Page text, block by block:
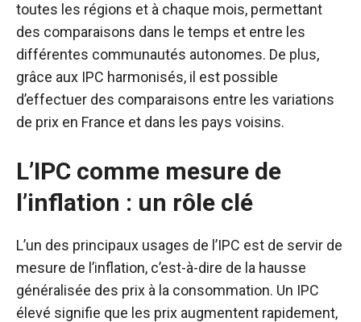
toutes les régions et à chaque mois, permettant
des comparaisons dans le temps et entre les
différentes communautés autonomes. De plus,
grâce aux IPC harmonisés, il est possible
d’effectuer des comparaisons entre les variations
de prix en France et dans les pays voisins.
L’IPC comme mesure de
l’inflation : un rôle clé
L’un des principaux usages de l’IPC est de servir de
mesure de l’inflation, c’est-à-dire de la hausse
généralisée des prix à la consommation. Un IPC
élevé signifie que les prix augmentent rapidement,